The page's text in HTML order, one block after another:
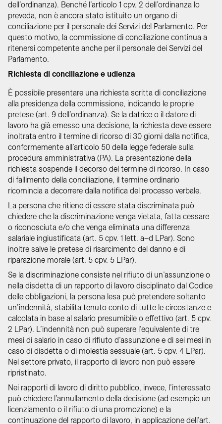
dell’ordinanza). Benché l’articolo 1 cpv. 2 dell’ordinanza lo
preveda, non è ancora stato istituito un organo di
conciliazione per il personale dei Servizi del Parlamento. Per
questo motivo, la commissione di conciliazione continua a
ritenersi competente anche per il personale dei Servizi del
Parlamento.
Richiesta di conciliazione e udienza
È possibile presentare una richiesta scritta di conciliazione
alla presidenza della commissione, indicando le proprie
pretese (art. 9 dell’ordinanza). Se la datrice o il datore di
lavoro ha già emesso una decisione, la richiesta deve essere
inoltrata entro il termine di ricorso di 30 giorni dalla notifica,
conformemente all’articolo 50 della legge federale sulla
procedura amministrativa (PA). La presentazione della
richiesta sospende il decorso del termine di ricorso. In caso
di fallimento della conciliazione, il termine ordinario
ricomincia a decorrere dalla notifica del processo verbale.
La persona che ritiene di essere stata discriminata può
chiedere che la discriminazione venga vietata, fatta cessare
o riconosciuta e/o che venga eliminata una differenza
salariale ingiustificata (art. 5 cpv. 1 lett. a–d LPar). Sono
inoltre salve le pretese di risarcimento del danno e di
riparazione morale (art. 5 cpv. 5 LPar).
Se la discriminazione consiste nel rifiuto di un’assunzione o
nella disdetta di un rapporto di lavoro disciplinato dal Codice
delle obbligazioni, la persona lesa può pretendere soltanto
un’indennità, stabilita tenuto conto di tutte le circostanze e
calcolata in base al salario presumibile o effettivo (art. 5 cpv.
2 LPar). L’indennità non può superare l’equivalente di tre
mesi di salario in caso di rifiuto d’assunzione e di sei mesi in
caso di disdetta o di molestia sessuale (art. 5 cpv. 4 LPar).
Nel settore privato, il rapporto di lavoro non può essere
ripristinato.
Nei rapporti di lavoro di diritto pubblico, invece, l’interessato
può chiedere l’annullamento della decisione (ad esempio un
licenziamento o il rifiuto di una promozione) e la
continuazione del rapporto di lavoro, in applicazione dell’art.